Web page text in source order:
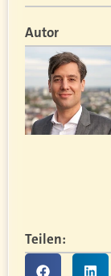
Autor
Teilen: